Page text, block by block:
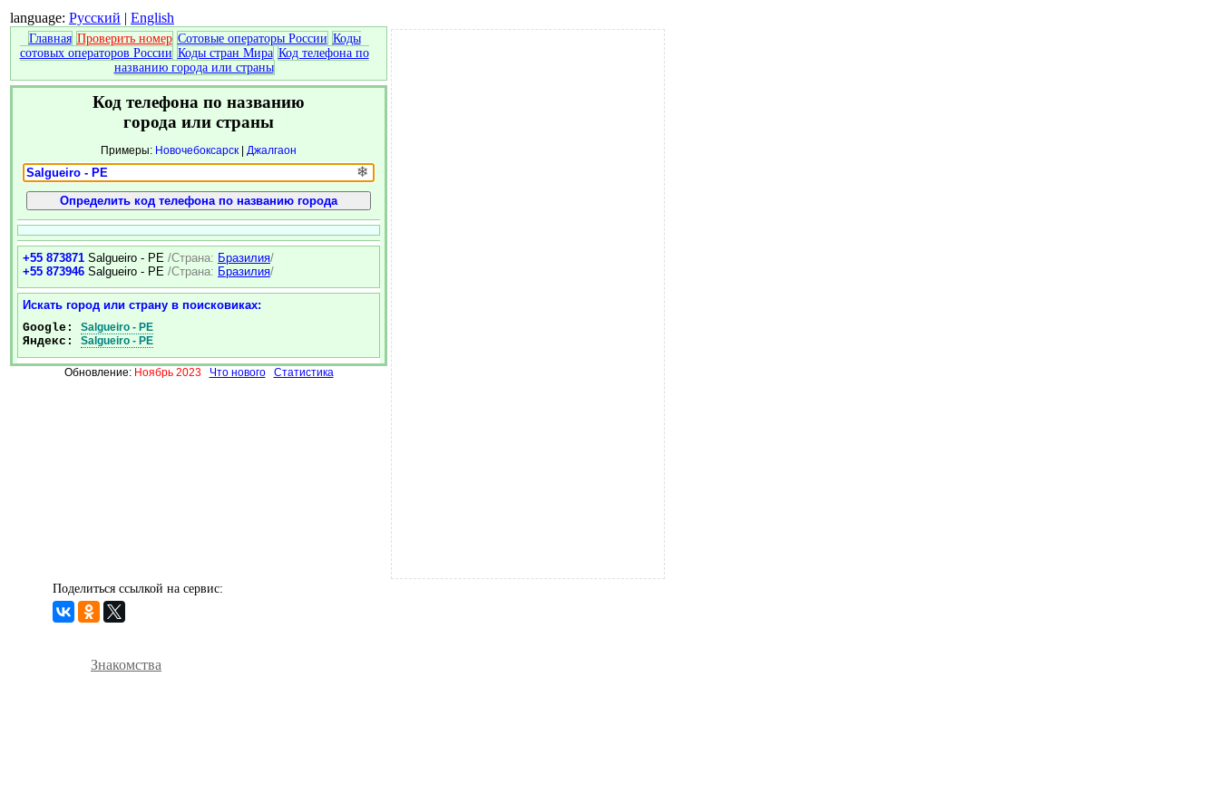
language: Русский | English
Главная Проверить номер Сотовые операторы России Коды
сотовых операторов России Коды стран Мира Код телефона по
названию города или страны
Код телефона по названию
города или страны
Примеры: Новочебоксарск | Джалгаон
❄
+55 873871 Salgueiro - PE /Страна: Бразилия/
+55 873946 Salgueiro - PE /Страна: Бразилия/
Искать город или страну в поисковиках:
Google: Salgueiro - PE
Яндекс: Salgueiro - PE
Обновление: Ноябрь 2023 Что нового Статистика
Поделиться ссылкой на сервис:
Знакомства